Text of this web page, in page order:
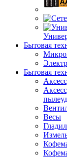
Бытовая
Бытовая
Весы